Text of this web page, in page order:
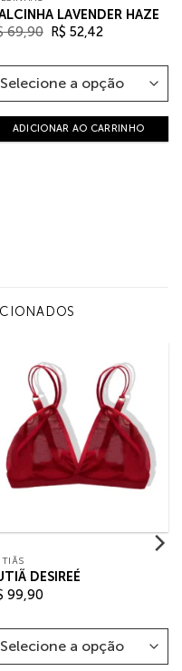
LAVENDER HAZE
69,90 O
preço
era:
R$ 69,90.
R$ 52,42O
é:
R$ 52,42.
ADICIONAR AO CARRINHO
DESIREÉ
99,90